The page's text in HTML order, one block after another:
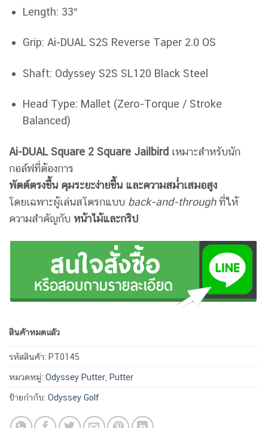
Length: 33″
Grip: Ai-DUAL S2S Reverse Taper 2.0 OS
Shaft: Odyssey S2S SL120 Black Steel
Head Type: Mallet (Zero-Torque / Stroke
Balanced)
Ai-DUAL Square 2 Square Jailbird เหมาะสำหรับนัก
กอล์ฟที่ต้องการ
พัตต์ตรงขึ้น คุมระยะง่ายขึ้น และความสม่ำเสมอสูง
โดยเฉพาะผู้เล่นสโตรกแบบ back-and-throughที่ให้
ความสำคัญกับ หน้าไม้และกริป
สินค้าหมดแล้ว
รหัสสินค้า: PT0145
หมวดหมู่: Odyssey Putter Putter
ป้ายกำกับ: Odyssey Golf